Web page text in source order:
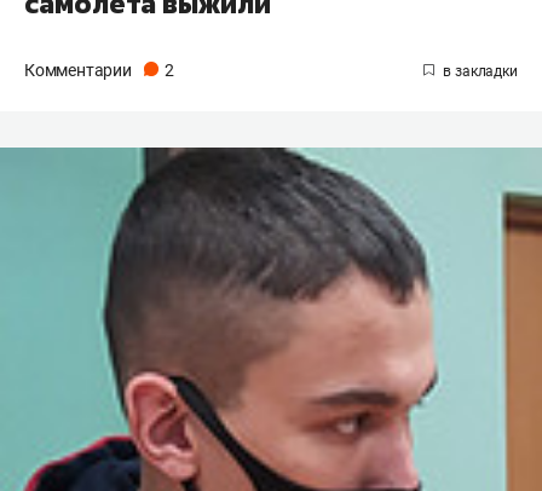
Комментарии 2